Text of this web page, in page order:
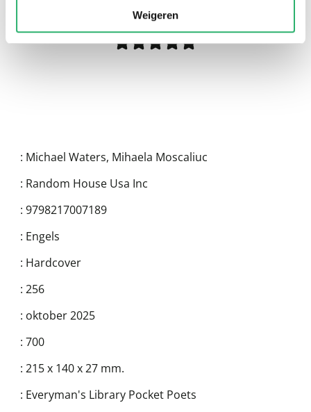
Weigeren
: Michael Waters, Mihaela Moscaliuc
: Random House Usa Inc
: 9798217007189
: Engels
: Hardcover
: 256
: oktober 2025
: 700
: 215 x 140 x 27 mm.
: Everyman's Library Pocket Poets